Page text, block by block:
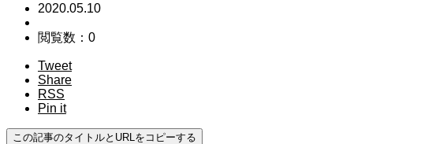
2020.05.10
閲覧数：0
Tweet
Share
RSS
Pin it
この記事のタイトルとURLをコピーする